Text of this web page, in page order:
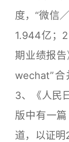
度，“微信
1.944亿；
期业绩报
wechat”合
3、《人民
版中有一
道，以证明